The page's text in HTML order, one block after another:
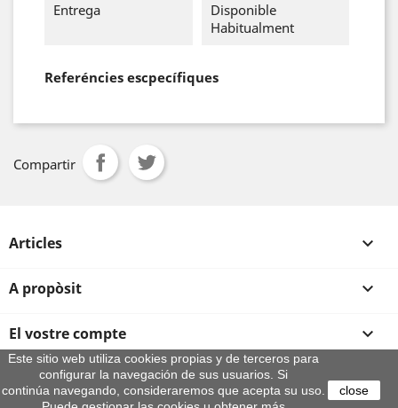
Entrega
Disponible
Habitualment
Referéncies escpecífiques
Compartir
Articles 
A propòsit 
El vostre compte 
Informació sobre la botiga
Este sitio web utiliza cookies propias y de terceros para
configurar la navegación de sus usuarios. Si
continúa navegando, consideraremos que acepta su uso.
close